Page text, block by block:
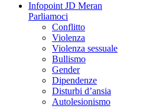
Infopoint JD Meran
Parliamoci
Conflitto
Violenza
Violenza sessuale
Bullismo
Gender
Dipendenze
Disturbi d’ansia
Autolesionismo